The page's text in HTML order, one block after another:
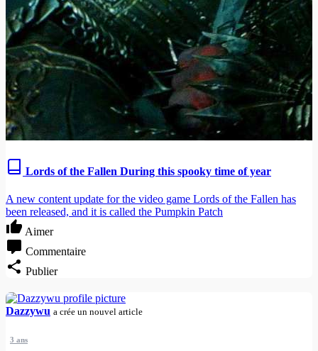
Lords of the Fallen During this spooky time of year
A new content update for the video game Lords of the Fallen has
been released, and it is called the Pumpkin Patch
Aimer
Commentaire
Publier
Dazzywu a crée un nouvel article
3 ans